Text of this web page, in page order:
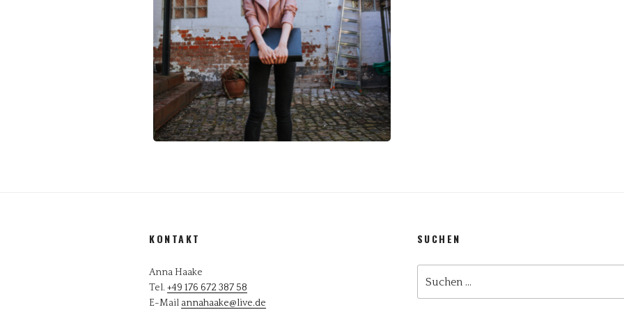
KONTAKT
Anna Haake
Tel. +49 176 672 387 58
E-Mail annahaake@live.de
SUCHEN
nach: